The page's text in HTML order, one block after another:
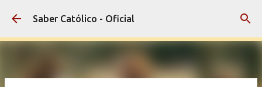
Pular para o conteúdo principal
Saber Católico - Oficial